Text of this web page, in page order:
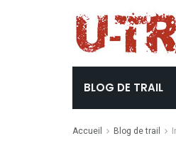
BLOG DE TRAIL
Accueil Blog de trail